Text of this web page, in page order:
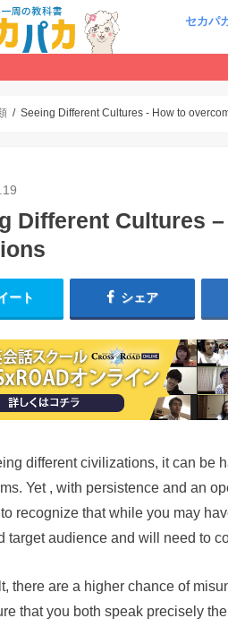
セカパ
Seeing Different Cultures - How to
Different Cultures
ート シェア
different civilizations, it can be
Yet , with persistence and an
recognize that while you may
target audience and will need to
there are a higher chance of
that you both speak precisely